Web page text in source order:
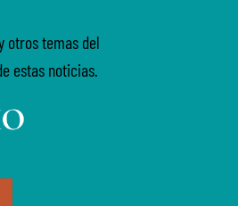
otros temas del
estas noticias.